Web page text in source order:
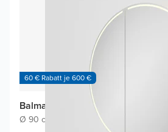
60 € Rabatt je 600 €
Balmani Mara Spiegelschrank
Ø 90 cm Rund